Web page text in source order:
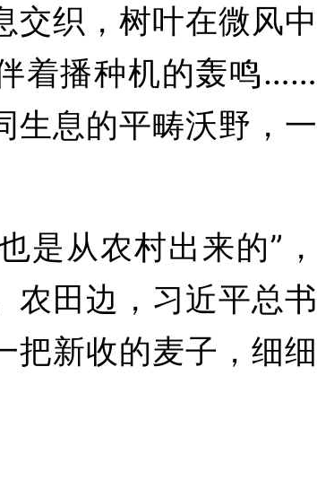
交织，树叶在微风中
着播种机的轰鸣……
生息的平畴沃野，一
从农村出来的”，
农田边，习近平总书
把新收的麦子，细细